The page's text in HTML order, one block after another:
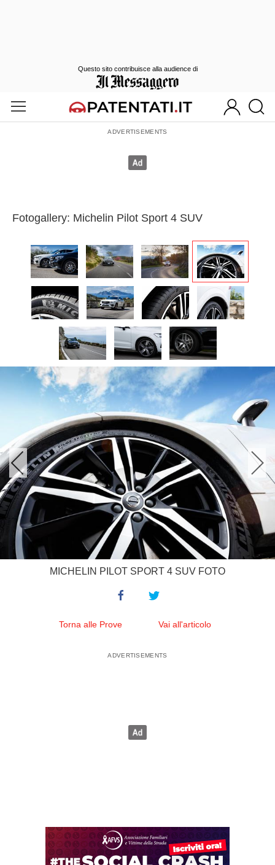
Fotogallery: Michelin Pilot Sport 4 SUV
MICHELIN PILOT SPORT 4 SUV FOTO
Torna alle Prove Vai all'articolo
Questo sito contribuisce alla audience di